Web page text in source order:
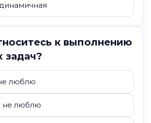
к выполнению
задач?
люблю
не люблю